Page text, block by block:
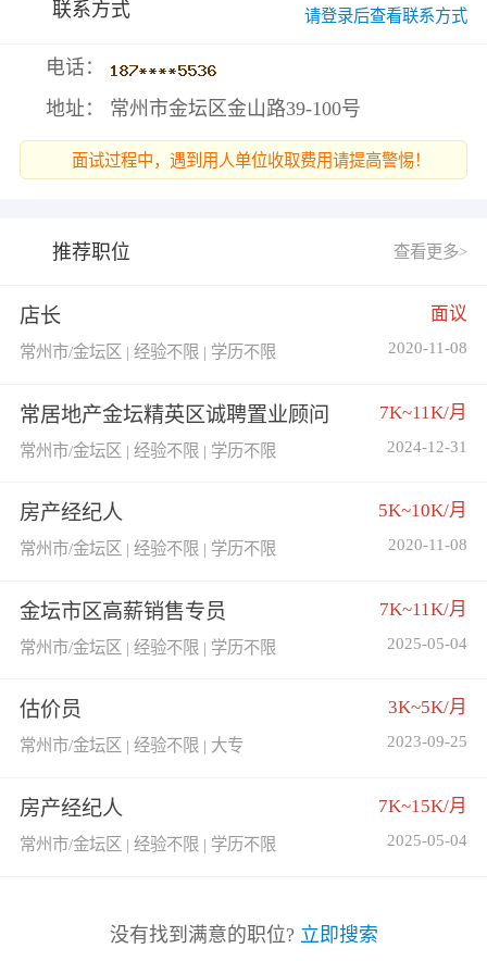
联系方式 请登录后查看联系方式
电话：
地址： 常州市金坛区金山路39-100号
面试过程中，遇到用人单位收取费用请提高警惕！
推荐职位 查看更多>
店长 面议
常州市/金坛区 | 经验不限 | 学历不限 2020-11-08
常居地产金坛精英区诚聘置业顾问 7K~11K/月
常州市/金坛区 | 经验不限 | 学历不限 2024-12-31
房产经纪人 5K~10K/月
常州市/金坛区 | 经验不限 | 学历不限 2020-11-08
金坛市区高薪销售专员 7K~11K/月
常州市/金坛区 | 经验不限 | 学历不限 2025-05-04
估价员 3K~5K/月
常州市/金坛区 | 经验不限 | 大专 2023-09-25
房产经纪人 7K~15K/月
常州市/金坛区 | 经验不限 | 学历不限 2025-05-04
没有找到满意的职位? 立即搜索